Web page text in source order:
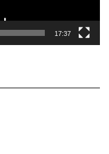
17:37